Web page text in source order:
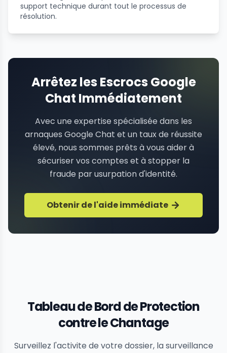
support technique durant tout le processus de
résolution.
Arrêtez les Escrocs Google
Chat Immédiatement
Avec une expertise spécialisée dans les
arnaques Google Chat et un taux de réussite
élevé, nous sommes prêts à vous aider à
sécuriser vos comptes et à stopper la
fraude par usurpation d'identité.
Obtenir de l'aide immédiate
Tableau de Bord de Protection
contre le Chantage
Surveillez l'activite de votre dossier, la surveillance